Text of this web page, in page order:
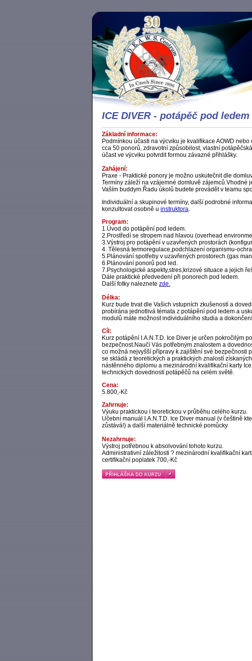
ICE DIVER - potápěč pod ledem
Základní informace:
Podmínkou účasti na výcviku je kvalifikace AOWD
cca 50 ponorů, zdravotní způsobilost, vlastní
účast ve výcviku potvrdit formou závazné přihlášky.
Zahájení:
Praxe - Praktické ponory je možno uskutečnit dle
Termíny záleží na vzájemné domluvě zájemců.Vhodné
Vaším buddym.Řadu úkolů budete provádět v teamu
Individuální a skupinové termíny, další podrobné
konzultovat osobně u instruktora.
Program:
1.Úvod do potápění pod ledem.
2.Prostředí se stropem nad hlavou (overhead
3.Výstroj pro potápění v uzavřených prostorách
4. Tělesná termoregulace,podchlazení organismu-
5.Plánování spotřeby v uzavřených prostorech (gas
6.Plánování ponorů pod led.
7.Psychologické aspekty,stres,krizové situace a jejich
Dále praktické předvedení při ponorech pod ledem.
Další fotky naleznete zde.
Délka:
Kurz bude trvat dle Vašich vstupních zkušeností a
probírána jednotlivá témata z potápění pod ledem a
modulů máte možnost individuálního studia a
Cíl:
Kurz potápění I.A.N.T.D. Ice Diver je určen pokročilým
bezpečnost.Naučí Vás potřebným znalostem a
co možná nejvyšší přípravy k zajištění své bezpečnosti
se skládá z teoretických a praktických znalostí
nástěnného diplomu a mezinárodní kvalifikační karty
technických dovedností potápěčů na celém světě.
Cena:
5.800,-Kč
Zahrnuje:
Výuku praktickou i teoretickou v průběhu celého kurzu.
Učební manuál I.A.N.T.D. Ice Diver manual (v češtině
zůstává!) a další materiálně technické pomůcky
Nezahrnuje:
Výstroj potřebnou k absolvování tohoto kurzu.
Administrativní záležitosti ? mezinárodní kvalifikační
certifikační poplatek 700,-Kč